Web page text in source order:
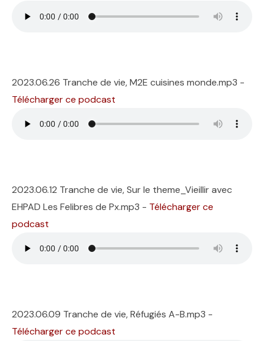
2023.06.26 Tranche de vie, M2E cuisines monde.mp3 -
Télécharger ce podcast
2023.06.12 Tranche de vie, Sur le theme_Vieillir avec
EHPAD Les Felibres de Px.mp3 - Télécharger ce
podcast
2023.06.09 Tranche de vie, Réfugiés A-B.mp3 -
Télécharger ce podcast